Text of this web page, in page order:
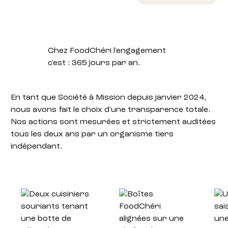
Chez FoodChéri l'engagement
c'est : 365 jours par an.
En tant que Société à Mission depuis janvier 2024,
nous avons fait le choix d'une transparence totale.
Nos actions sont mesurées et strictement auditées
tous les deux ans par un organisme tiers
indépendant.